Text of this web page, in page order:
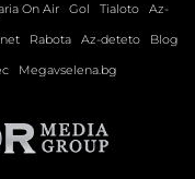
On Air Gol Tialoto
Az-
Rabota Az-deteto
Blog
Megavselena.bg